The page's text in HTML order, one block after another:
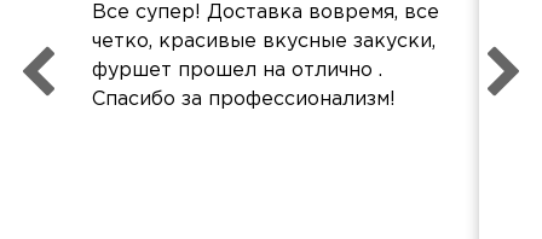
Все супер! Доставка вовремя, все
четко, красивые вкусные закуски,
фуршет прошел на отлично .
Спасибо за профессионализм!